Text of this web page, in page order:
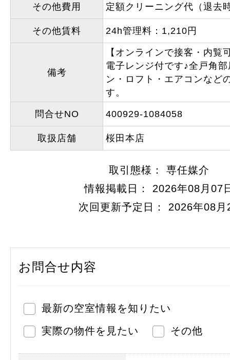
その他費用 定額クリーニング代（退去
その他賃料 24h管理料：1,210円
備考
【オンラインで接客・内覧
電子レンジ付です♪全戸角
ン・ロフト・エアコンなど
す。
問合せNO 400929-1084058
取扱店舗 桜田本店
取引態様： 専任媒介
情報掲載日： 2026年08月07
次回更新予定日： 2026年08月
お問合せ内容
最新の空室情報を知りたい
実際の物件を見たい
その他